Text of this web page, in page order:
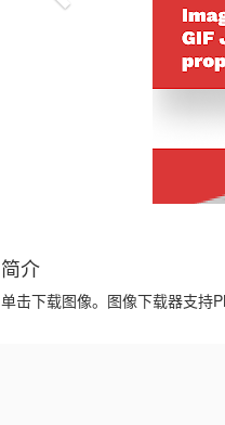
简介
单击下载图像。图像下载器支持